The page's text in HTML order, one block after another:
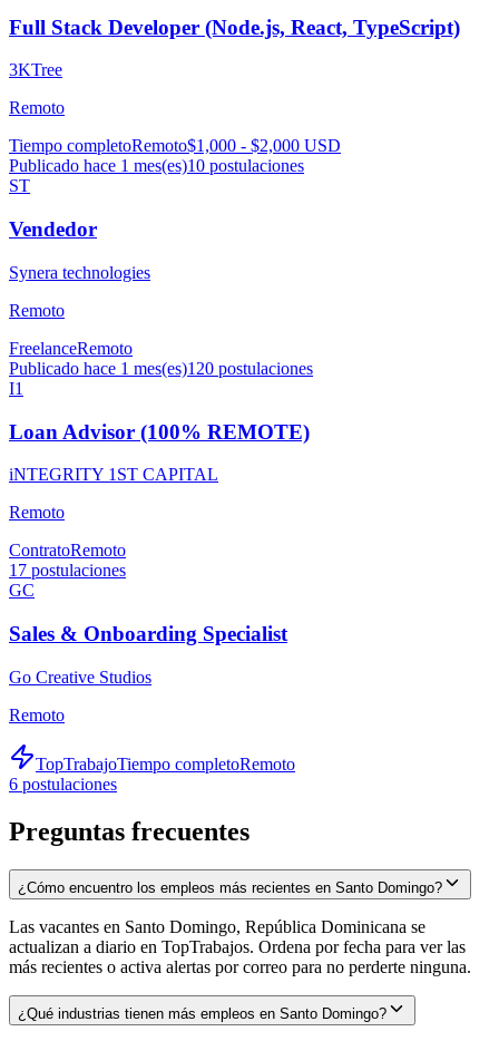
Full Stack Developer (Node.js, React, TypeScript)
3KTree
Remoto
Tiempo completoRemoto$1,000 - $2,000 USD
Publicado hace 1 mes(es)10 postulaciones
ST
Vendedor
Synera technologies
Remoto
FreelanceRemoto
Publicado hace 1 mes(es)120 postulaciones
I1
Loan Advisor (100% REMOTE)
iNTEGRITY 1ST CAPITAL
Remoto
ContratoRemoto
17 postulaciones
GC
Sales & Onboarding Specialist
Go Creative Studios
Remoto
TopTrabajoTiempo completoRemoto
6 postulaciones
Preguntas frecuentes
¿Cómo encuentro los empleos más recientes en Santo Domingo?
Las vacantes en Santo Domingo, República Dominicana se
actualizan a diario en TopTrabajos. Ordena por fecha para ver las
más recientes o activa alertas por correo para no perderte ninguna.
¿Qué industrias tienen más empleos en Santo Domingo?